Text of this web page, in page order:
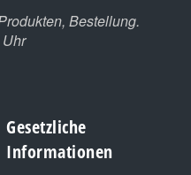
Bestellung.
Gesetzliche
Informationen